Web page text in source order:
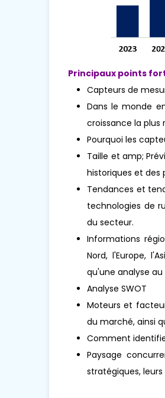
Principaux points
Capteurs de
Dans le monde
croissance la plus
Pourquoi les
Taille et amp;
historiques et des
Tendances et
technologies de
du secteur.
Informations
Nord, l'Europe,
qu'une analyse au
Analyse SWOT
Moteurs et
du marché, ainsi
Comment
Paysage
stratégiques,